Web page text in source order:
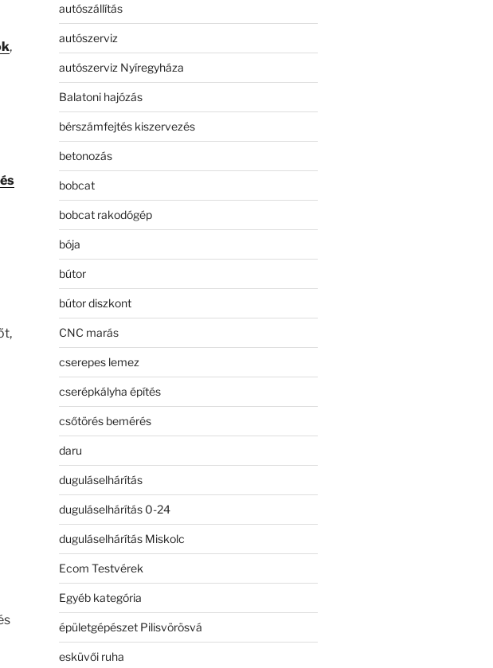
,
autószállítás
autószerviz
autószerviz Nyíregyháza
Balatoni hajózás
bérszámfejtés kiszervezés
betonozás
bobcat
bobcat rakodógép
bója
bútor
bútor diszkont
CNC marás
cserepes lemez
cserépkályha építés
csőtörés bemérés
daru
duguláselhárítás
duguláselhárítás 0-24
duguláselhárítás Miskolc
Ecom Testvérek
Egyéb kategória
épületgépészet Pilisvörösvá
esküvői ruha